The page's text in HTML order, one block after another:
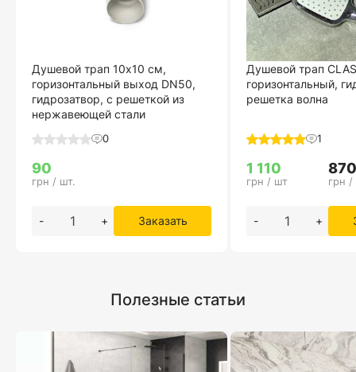
Душевой трап 10х10 см,
горизонтальный выход DN50,
гидрозатвор, с решеткой из
нержавеющей стали
0
90
грн / шт.
- + Заказать
Душевой трап
горизонтальный,
решетка волна
1
1 110
грн / шт
870
грн /
- +
Полезные статьи